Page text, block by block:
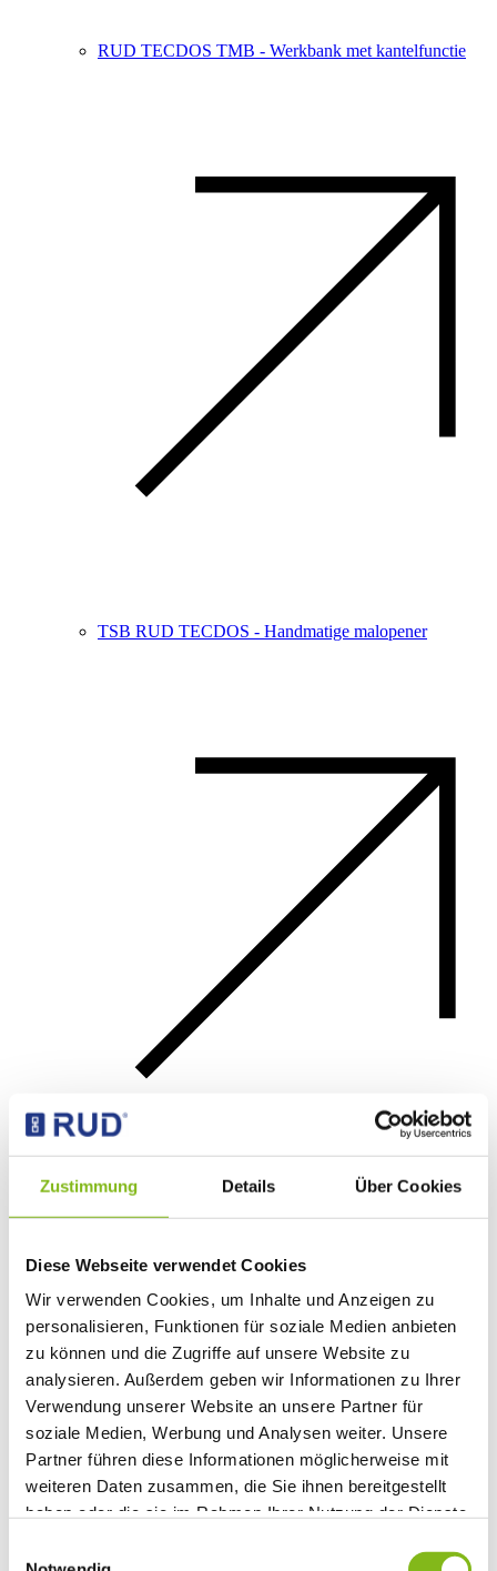
Zustimmung Details Über Cookies
Diese Webseite verwendet Cookies
Wir verwenden Cookies, um Inhalte und Anzeigen zu
personalisieren, Funktionen für soziale Medien anbieten
zu können und die Zugriffe auf unsere Website zu
analysieren. Außerdem geben wir Informationen zu Ihrer
Verwendung unserer Website an unsere Partner für
soziale Medien, Werbung und Analysen weiter. Unsere
Partner führen diese Informationen möglicherweise mit
weiteren Daten zusammen, die Sie ihnen bereitgestellt
haben oder die sie im Rahmen Ihrer Nutzung der Dienste
RUD TECDOS TMB - Werkbank met kantelfunctie
TSB RUD TECDOS - Handmatige malopener
Tillen en verplaatsen